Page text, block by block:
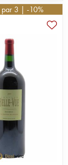
par 3 | -10%